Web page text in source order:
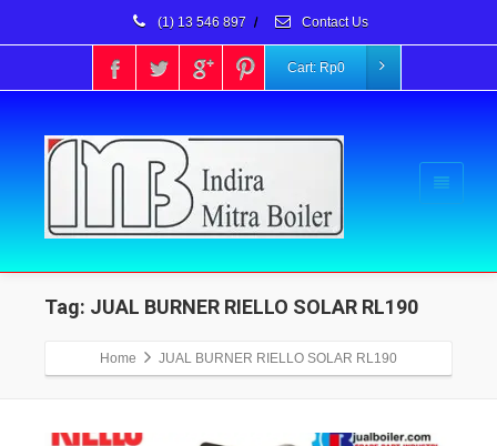
(1) 13 546 897 / Contact Us
Cart: Rp0
Tag: JUAL BURNER RIELLO SOLAR RL190
Home JUAL BURNER RIELLO SOLAR RL190